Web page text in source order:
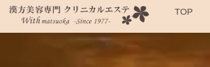
TOP